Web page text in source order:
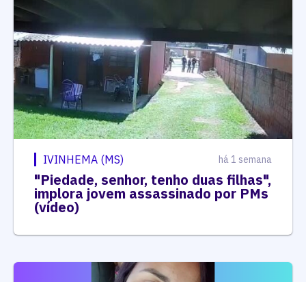
IVINHEMA (MS) há 1 semana
"Piedade, senhor, tenho duas filhas",
implora jovem assassinado por PMs
(vídeo)